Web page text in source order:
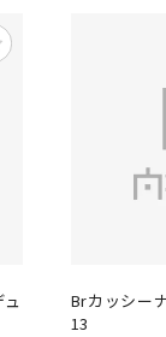
Brカッシー
13